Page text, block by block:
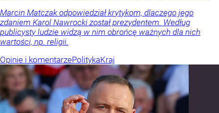
Marcin Matczak odpowiedział krytykom, dlaczego jego
zdaniem Karol Nawrocki został prezydentem. Według
publicysty ludzie widzą w nim obrońcę ważnych dla nich
wartości, np. religii.
Opinie i komentarzePolitykaKraj